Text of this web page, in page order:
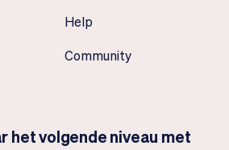
Help
Community
het volgende niveau met